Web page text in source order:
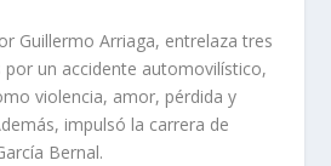
Guillermo Arriaga, entrelaza tres
un accidente automovilístico,
violencia, amor, pérdida y
impulsó la carrera de
Bernal.